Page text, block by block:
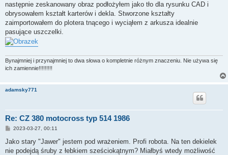
następnie zeskanowany obraz podłożyłem jako tło dla rysunku CAD i
obrysowałem kształt karterów i dekla. Stworzone kształty
zaimportowałem do plotera tnącego i wyciąłem z arkusza idealnie
pasujące uszczelki.
Bynajmniej i przynajmniej to dwa słowa o kompletnie różnym znaczeniu. Nie używa się
ich zamiennie!!!!!!!!!
adamsky771
Re: CZ 380 motocross typ 514 1986
P
s
2023-03-27, 00:11
Jako stary "Jawer" jestem pod wrażeniem. Profi robota. Na ten dekielek
nie podejdą śruby z łebkiem sześciokątnym? Miałbyś wtedy możliwość